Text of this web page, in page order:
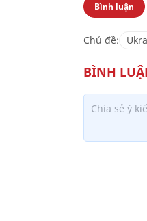
Bình luận
Chủ đề: